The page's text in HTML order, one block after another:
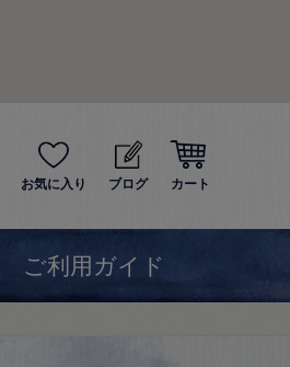
お気に入り ブログ カート
ご利用ガイド